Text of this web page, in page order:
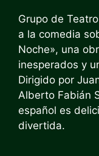
Grupo de
a la comedia
Noche», una
inesperados y
Dirigido por
Alberto Fabián
español es
divertida.